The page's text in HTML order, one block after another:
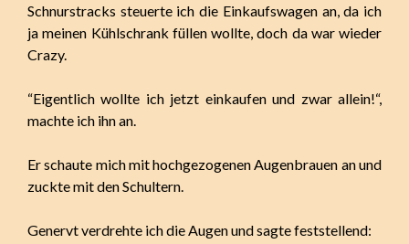
Schnurstracks steuerte ich die Einkaufswagen an, da ich
ja meinen Kühlschrank füllen wollte, doch da war wieder
Crazy.
“Eigentlich wollte ich jetzt einkaufen und zwar allein!“,
machte ich ihn an.
Er schaute mich mit hochgezogenen Augenbrauen an und
zuckte mit den Schultern.
Genervt verdrehte ich die Augen und sagte feststellend: